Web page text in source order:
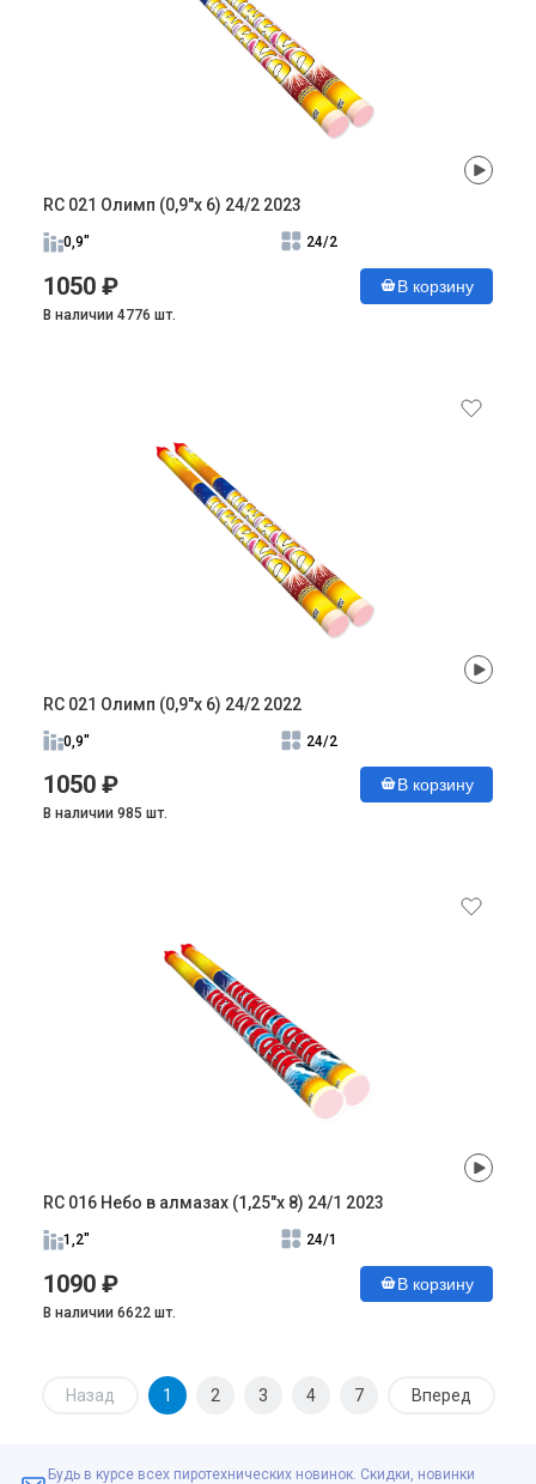
RC 021 Олимп (0,9"х 6) 24/2 2023
0,9" 24/2
1050 ₽ В корзину
В наличии 4776 шт.
RC 021 Олимп (0,9"х 6) 24/2 2022
0,9" 24/2
1050 ₽ В корзину
В наличии 985 шт.
RC 016 Небо в алмазах (1,25"х 8) 24/1 2023
1,2" 24/1
1090 ₽ В корзину
В наличии 6622 шт.
Назад 1 2 3 4 7 Вперед
Будь в курсе всех пиротехнических новинок. Скидки, новинки